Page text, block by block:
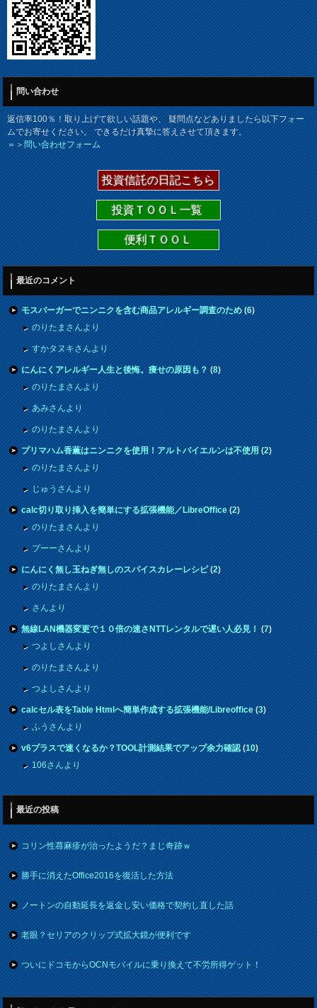
問い合わせ
返信率100％！取り上げて欲しい話題や、 疑問点などありましたら以下フォー
ムでお寄せください。 できるだけ真摯に答えさせて頂きます。
＝＞問い合わせフォーム
投資信託の日記こちら
投資ＴＯＯＬ一覧
便利ＴＯＯＬ
最近のコメント
モスバーガーでニンニクを含む商品アレルギー調査のため(6)
のりたまさんより
すかタヌキさんより
にんにくアレルギー人生と後悔。痩せの原因も？(8)
のりたまさんより
あみさんより
のりたまさんより
プリマハム香薫はニンニクを使用！アルトバイエルンは不使用(2)
のりたまさんより
じゅうさんより
calc切り取り挿入を簡単にする拡張機能／LibreOffice(2)
のりたまさんより
プーーさんより
にんにく無し玉ねぎ無しのスパイスカレーレシピ(2)
のりたまさんより
さんより
無線LAN機器変更で１０倍の速さNTTレンタルで遅い人必見！(7)
つよしさんより
のりたまさんより
つよしさんより
calcセル表をTable Htmlへ簡単作成する拡張機能/Libreoffice(3)
ふうさんより
v6プラスで速くなるか？TOOL計測結果でアップ余力確認(10)
106さんより
最近の投稿
コリン性蕁麻疹が治ったようだ？まじ奇跡ｗ
勝手に消えたOffice2016を復活した方法
ノートンの自動延長を返金し安い価格で契約し直した話
老眼？セリアのクリップ式拡大鏡が便利です
ついにドコモからOCNモバイルに乗り換えて不労所得ゲット！